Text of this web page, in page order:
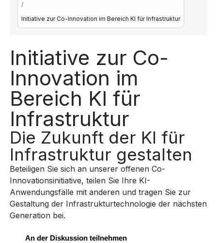
/
Initiative zur Co-Innovation im Bereich KI für Infrastruktur
Initiative zur Co-
Innovation im
Bereich KI für
Infrastruktur
Die Zukunft der KI für
Infrastruktur gestalten
Beteiligen Sie sich an unserer offenen Co-
Innovationsinitiative, teilen Sie Ihre KI-
Anwendungsfälle mit anderen und tragen Sie zur
Gestaltung der Infrastrukturtechnologie der nächsten
Generation bei.
An der Diskussion teilnehmen